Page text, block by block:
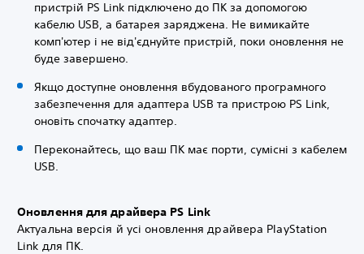
пристрій PS Link підключено до ПК за допомогою
кабелю USB, а батарея заряджена. Не вимикайте
комп'ютер і не від'єднуйте пристрій, поки оновлення не
буде завершено.
Якщо доступне оновлення вбудованого програмного
забезпечення для адаптера USB та пристрою PS Link,
оновіть спочатку адаптер.
Переконайтесь, що ваш ПК має порти, сумісні з кабелем
USB.
Оновлення для драйвера PS Link
Актуальна версія й усі оновлення драйвера PlayStation
Link для ПК.